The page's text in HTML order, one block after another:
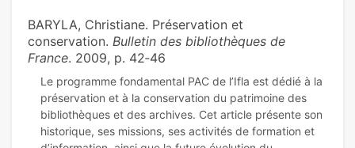
BARYLA, Christiane. Préservation et
conservation. Bulletin des bibliothèques de
France. 2009, p. 42‑46
Le programme fondamental PAC de l’Ifla est dédié à la
préservation et à la conservation du patrimoine des
bibliothèques et des archives. Cet article présente son
historique, ses missions, ses activités de formation et